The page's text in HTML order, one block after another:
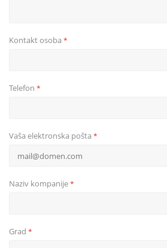
Kontakt osoba *
Telefon *
Vaša elektronska pošta *
Naziv kompanije*
Grad *